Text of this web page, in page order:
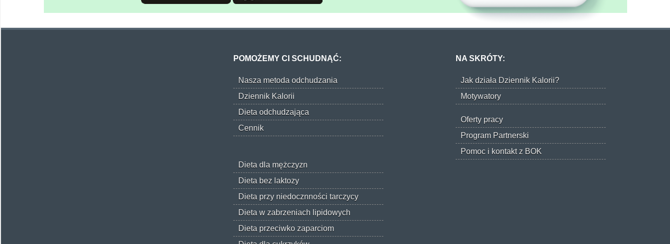
POMOŻEMY CI SCHUDNĄĆ:
Nasza metoda odchudzania
Dziennik Kalorii
Dieta odchudzająca
Cennik
Dieta dla mężczyzn
Dieta bez laktozy
Dieta przy niedocznności tarczycy
Dieta w zabrzeniach lipidowych
Dieta przeciwko zaparciom
NA SKRÓTY:
Jak działa Dziennik Kalorii?
Motywatory
Oferty pracy
Program Partnerski
Pomoc i kontakt z BOK